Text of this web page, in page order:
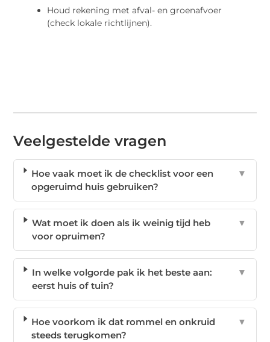
Houd rekening met afval- en groenafvoer
(check lokale richtlijnen).
Veelgestelde vragen
Hoe vaak moet ik de checklist voor een
opgeruimd huis gebruiken?
▼
Wat moet ik doen als ik weinig tijd heb
voor opruimen?
▼
In welke volgorde pak ik het beste aan:
eerst huis of tuin?
▼
Hoe voorkom ik dat rommel en onkruid
steeds terugkomen?
▼